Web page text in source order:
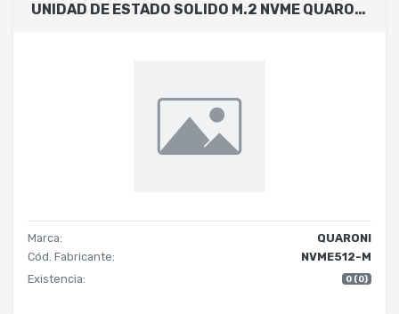
UNIDAD DE ESTADO SOLIDO M.2 NVME QUARONI/512GB/PCIE/3.0X4/LECT 2000MB/S/ESCRIT 1600MB/S
Marca:
QUARONI
Cód. Fabricante:
NVME512-M
Existencia:
0 (0)